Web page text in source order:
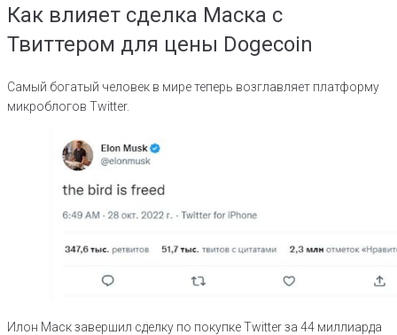
Как влияет сделка Маска с
Твиттером для цены Dogecoin
Самый богатый человек в мире теперь возглавляет платформу
микроблогов Twitter.
Илон Маск завершил сделку по покупке Twitter за 44 миллиарда